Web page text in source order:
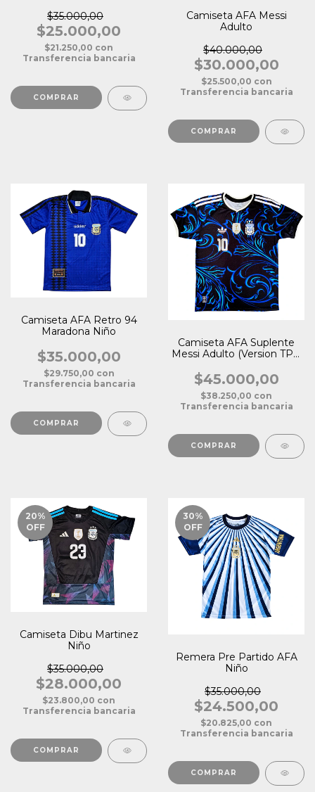
$35.000,00
$25.000,00
$21.250,00 con
Transferencia bancaria
COMPRAR
Camiseta AFA Messi
Adulto
$40.000,00
$30.000,00
$25.500,00 con
Transferencia bancaria
COMPRAR
Camiseta AFA Retro 94
Maradona Niño
$35.000,00
$29.750,00 con
Transferencia bancaria
COMPRAR
Camiseta AFA Suplente
Messi Adulto (Version TPU
$45.000,00
$38.250,00 con
Transferencia bancaria
COMPRAR
20%
OFF
Camiseta Dibu Martinez
Niño
$35.000,00
$28.000,00
$23.800,00 con
Transferencia bancaria
COMPRAR
30%
OFF
Remera Pre Partido AFA
Niño
$35.000,00
$24.500,00
$20.825,00 con
Transferencia bancaria
COMPRAR